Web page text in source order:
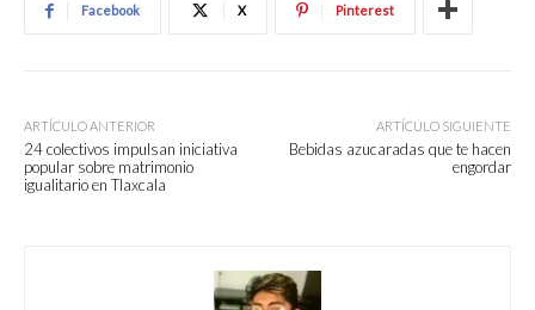
Facebook X Pinterest
ARTÍCULO ANTERIOR
24 colectivos impulsan iniciativa
popular sobre matrimonio
igualitario en Tlaxcala
ARTÍCULO SIGUIENTE
Bebidas azucaradas que te hacen
engordar